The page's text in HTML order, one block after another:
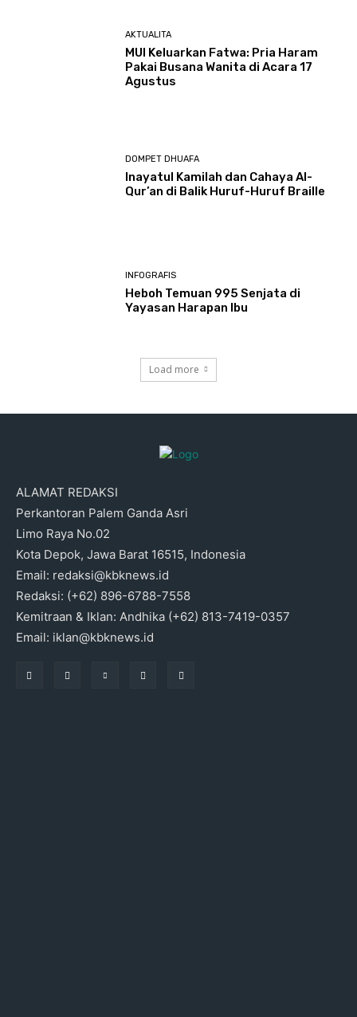
AKTUALITA
MUI Keluarkan Fatwa: Pria Haram
Pakai Busana Wanita di Acara 17
Agustus
DOMPET DHUAFA
Inayatul Kamilah dan Cahaya Al-
Qur’an di Balik Huruf-Huruf Braille
INFOGRAFIS
Heboh Temuan 995 Senjata di
Yayasan Harapan Ibu
Load more
ALAMAT REDAKSI
Perkantoran Palem Ganda Asri
Limo Raya No.02
Kota Depok, Jawa Barat 16515, Indonesia
Email: redaksi@kbknews.id
Redaksi: (+62) 896-6788-7558
Kemitraan & Iklan: Andhika (+62) 813-7419-0357
Email: iklan@kbknews.id